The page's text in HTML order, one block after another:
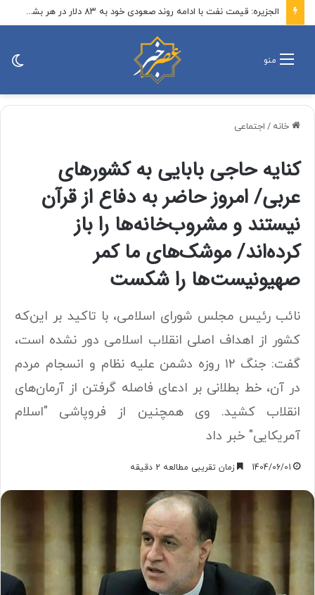
الجزیره: قیمت نفت با ادامه روند صعودی خود به ۸۳ دلار در هر بشکه رسید
منو
خانه / اجتماعی
کنایه حاجی بابایی به کشورهای
عربی/ امروز حاضر به دفاع از قرآن
نیستند و مشروب‌خانه‌ها را باز
کرده‌اند/ موشک‌های ما کمر
صهیونیست‌ها را شکست
نائب رئیس مجلس شورای اسلامی، با تاکید بر این‌که
کشور از اهداف اصلی انقلاب اسلامی دور نشده است،
گفت: جنگ ۱۲ روزه دشمن علیه نظام و انسجام مردم
در آن، خط بطلانی بر ادعای فاصله گرفتن از آرمان‌های
انقلاب کشید. وی همچنین از فروپاشی "اسلام
آمریکایی" خبر داد
1404/06/01 زمان تقریبی مطالعه 2 دقیقه